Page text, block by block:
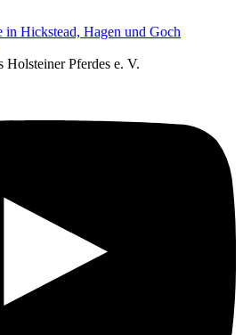
in Hickstead, Hagen und Goch
Pferdes e. V.